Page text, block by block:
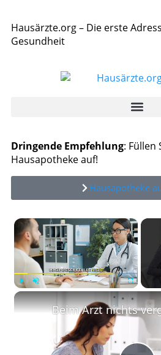
Hausärzte.org – Die erste
Gesundheit
Dringende Empfehlung: Füllen
Hausapotheke auf!
Hausapotheke
×